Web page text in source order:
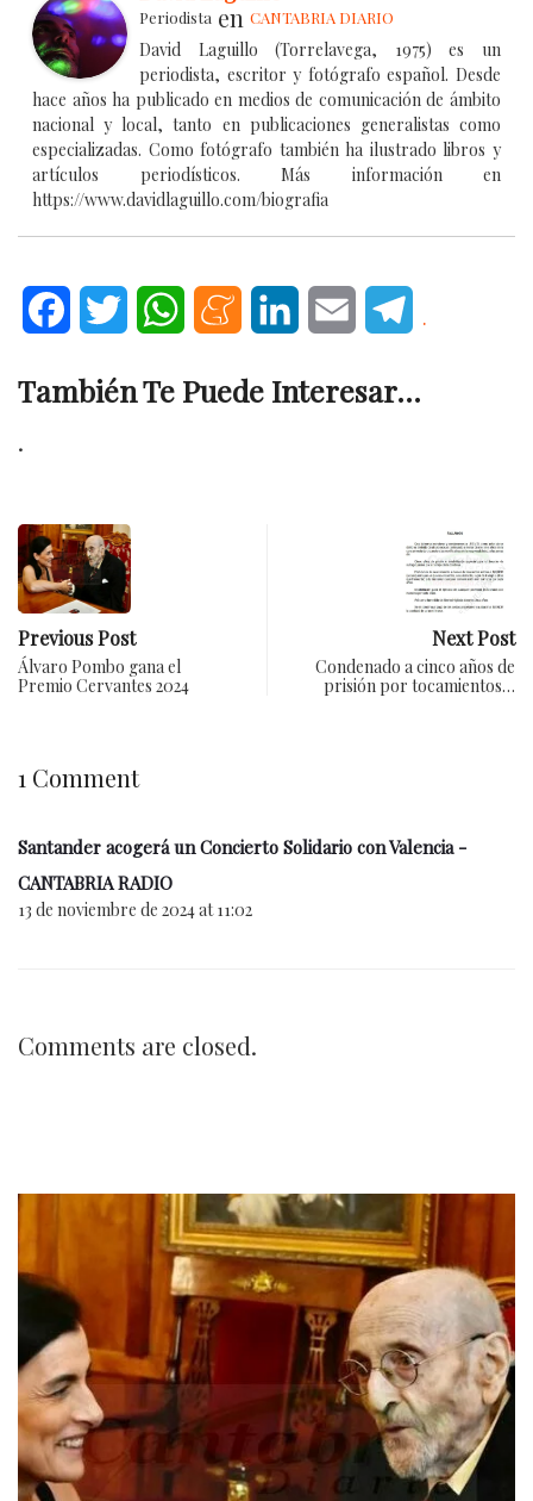
Periodista en CANTABRIA DIARIO
David Laguillo (Torrelavega, 1975) es un
periodista, escritor y fotógrafo español. Desde
hace años ha publicado en medios de comunicación de ámbito
nacional y local, tanto en publicaciones generalistas como
especializadas. Como fotógrafo también ha ilustrado libros y
artículos periodísticos. Más información en
https://www.davidlaguillo.com/biografia
FacebookTwitter WhatsAppMeneameLinkedInEmail .
También Te Puede Interesar...
.
Previous Post
Álvaro Pombo gana el
Premio Cervantes 2024
Next Post
Condenado a cinco años de
prisión por tocamientos…
1 Comment
Santander acogerá un Concierto Solidario con Valencia -
CANTABRIA RADIO
13 de noviembre de 2024 at 11:02
Comments are closed.